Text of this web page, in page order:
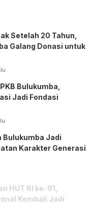
Setelah 20 Tahun,
Galang Donasi untuk
Bulukumba,
Jadi Fondasi
Bulukumba Jadi
Karakter Generasi
HUT RI ke-81,
Kembali Jadi